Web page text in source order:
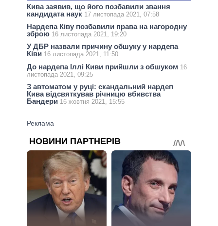
Кива заявив, що його позбавили звання
кандидата наук 17 листопада 2021, 07:58
Нардепа Ківу позбавили права на нагородну
зброю 16 листопада 2021, 19:20
У ДБР назвали причину обшуку у нардепа
Ківи 16 листопада 2021, 11:50
До нардепа Іллі Киви прийшли з обшуком 16
листопада 2021, 09:25
З автоматом у руці: скандальний нардеп
Кива відсвяткував річницю вбивства
Бандери 16 жовтня 2021, 15:55